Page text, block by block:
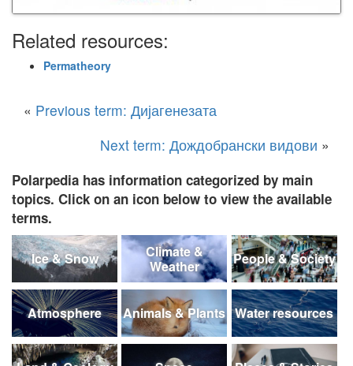
Related resources:
Permatheory
« Previous term: Дијагенезата
Next term: Дождобрански видови »
Polarpedia has information categorized by main
topics. Click on an icon below to view the available
terms.
Ice & Snow
Climate &
Weather
People & Society
Atmosphere Animals & Plants Water resources